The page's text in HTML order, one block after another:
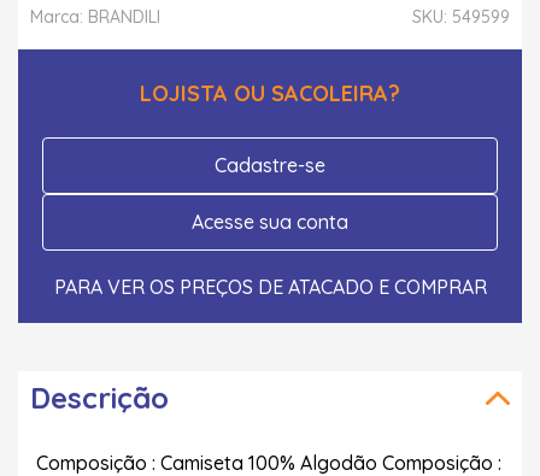
SKU: 549599
Marca: BRANDILI
LOJISTA OU SACOLEIRA?
Cadastre-se
Acesse sua conta
PARA VER OS PREÇOS DE ATACADO E COMPRAR
Descrição
Composição : Camiseta 100% Algodão Composição :